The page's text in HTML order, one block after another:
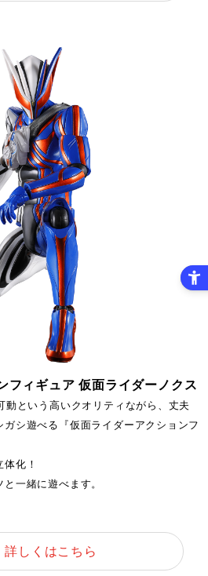
フィギュア 仮面ライダーノクス
動という高いクオリティながら、丈夫
シ遊べる『仮面ライダーアクションフ
化！
一緒に遊べます。
詳しくはこちら